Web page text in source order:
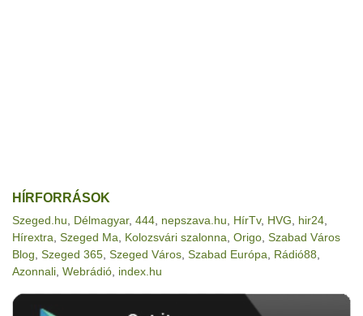
HÍRFORRÁSOK
Szeged.hu Délmagyar, 444 nepszava.hu HírTv, HVG hir24
Hírextra Szeged Ma Kolozsvári szalonna Origo Szabad Város
Blog Szeged 365 Szeged Város Szabad Európa Rádió88
Azonnali Webrádió index.hu